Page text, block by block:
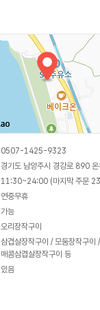
0507-1425-9323
경기도 남양주시 경강로 890 온
11:30~24:00 (마지막 주문
연중무휴
가능
오리장작구이
삼겹살장작구이 / 모둠장작구이
매콤삼겹살장작구이 등
있음